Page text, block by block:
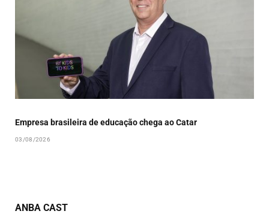
Empresa brasileira de educação chega ao Catar
03/08/2026
ANBA CAST